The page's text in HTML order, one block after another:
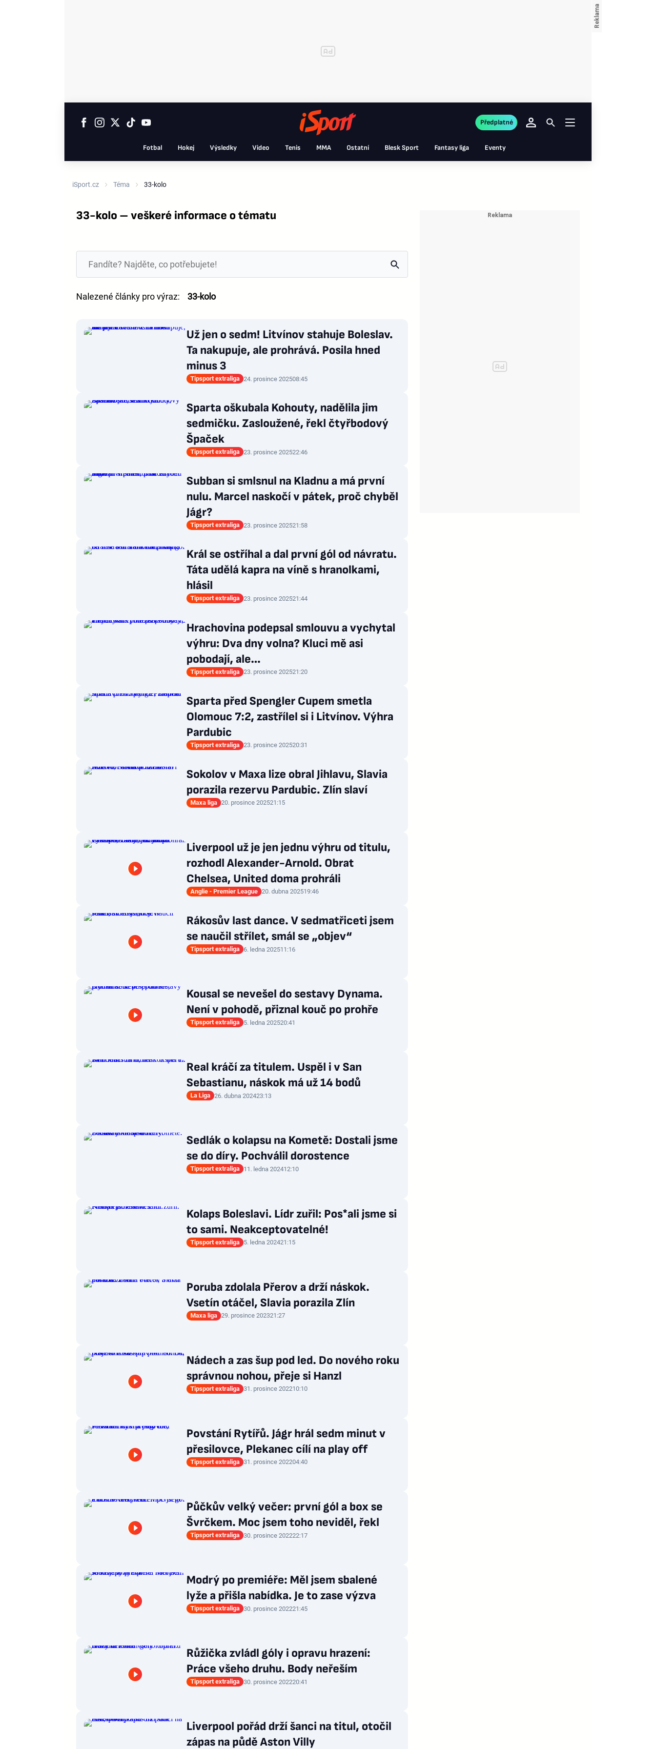
Fotbal Hokej Výsledky Video Tenis MMA Ostatní Blesk Sport Fantasy liga Eventy
Předplatné
iSport.cz Téma 33-kolo
33-kolo – veškeré informace o tématu
Nalezené články pro výraz: 33-kolo
Už jen o sedm! Litvínov stahuje Boleslav.
Ta nakupuje, ale prohrává. Posila hned
minus 3
Tipsport extraliga 24. prosince 202508:45
Sparta oškubala Kohouty, nadělila jim
sedmičku. Zasloužené, řekl čtyřbodový
Špaček
Tipsport extraliga 23. prosince 202522:46
Subban si smlsnul na Kladnu a má první
nulu. Marcel naskočí v pátek, proč chyběl
Jágr?
Tipsport extraliga 23. prosince 202521:58
Král se ostříhal a dal první gól od návratu.
Táta udělá kapra na víně s hranolkami,
hlásil
Tipsport extraliga 23. prosince 202521:44
Hrachovina podepsal smlouvu a vychytal
výhru: Dva dny volna? Kluci mě asi
pobodají, ale…
Tipsport extraliga 23. prosince 202521:20
Sparta před Spengler Cupem smetla
Olomouc 7:2, zastřílel si i Litvínov. Výhra
Pardubic
Tipsport extraliga 23. prosince 202520:31
Sokolov v Maxa lize obral Jihlavu, Slavia
porazila rezervu Pardubic. Zlín slaví
Maxa liga 20. prosince 202521:15
Liverpool už je jen jednu výhru od titulu,
rozhodl Alexander-Arnold. Obrat
Chelsea, United doma prohráli
Anglie - Premier League 20. dubna 202519:46
Rákosův last dance. V sedmatřiceti jsem
se naučil střílet, smál se „objev“
Tipsport extraliga 6. ledna 202511:16
Kousal se nevešel do sestavy Dynama.
Není v pohodě, přiznal kouč po prohře
Tipsport extraliga 5. ledna 202520:41
Real kráčí za titulem. Uspěl i v San
Sebastianu, náskok má už 14 bodů
La Liga 26. dubna 202423:13
Sedlák o kolapsu na Kometě: Dostali jsme
se do díry. Pochválil dorostence
Tipsport extraliga 11. ledna 202412:10
Kolaps Boleslavi. Lídr zuřil: Pos*ali jsme si
to sami. Neakceptovatelné!
Tipsport extraliga 5. ledna 202421:15
Poruba zdolala Přerov a drží náskok.
Vsetín otáčel, Slavia porazila Zlín
Maxa liga 29. prosince 202321:27
Nádech a zas šup pod led. Do nového roku
správnou nohou, přeje si Hanzl
Tipsport extraliga 31. prosince 202210:10
Povstání Rytířů. Jágr hrál sedm minut v
přesilovce, Plekanec cílí na play off
Tipsport extraliga 31. prosince 202204:40
Půčkův velký večer: první gól a box se
Švrčkem. Moc jsem toho neviděl, řekl
Tipsport extraliga 30. prosince 202222:17
Modrý po premiéře: Měl jsem sbalené
lyže a přišla nabídka. Je to zase výzva
Tipsport extraliga 30. prosince 202221:45
Růžička zvládl góly i opravu hrazení:
Práce všeho druhu. Body neřeším
Tipsport extraliga 30. prosince 202220:41
Liverpool pořád drží šanci na titul, otočil
zápas na půdě Aston Villy